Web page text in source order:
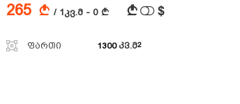
265 A / 1კვ.მ - 0 A A $
ფართი 1300 კვ.მ